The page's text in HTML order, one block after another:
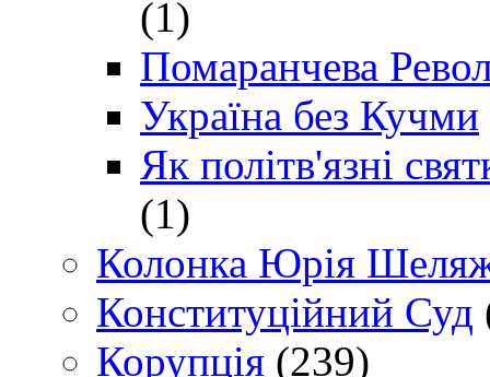
(1)
Помаранчева
Україна без Кучми
Як політв'язні
(1)
Колонка Юрія
Конституційний Суд
Корупція (239)